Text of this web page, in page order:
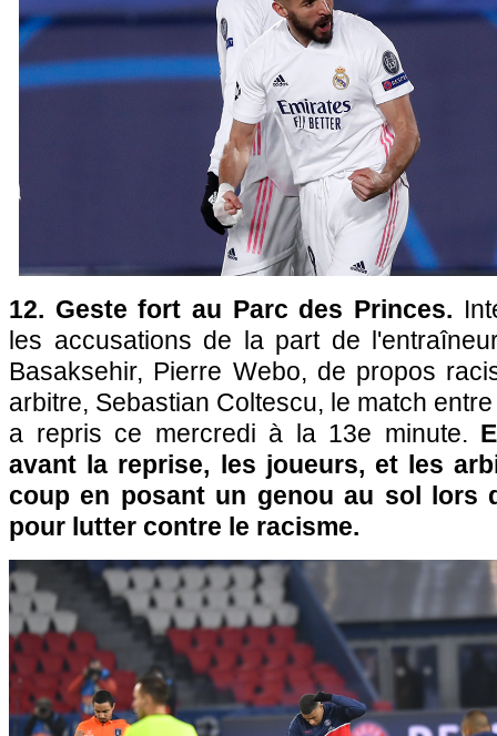
12. Geste fort au Parc des Princes.
les accusations de la part de
Basaksehir, Pierre Webo, de propos
arbitre, Sebastian Coltescu, le match
a repris ce mercredi à la 13e minute.
avant la reprise, les joueurs, et les
coup en posant un genou au sol lors
pour lutter contre le racisme.